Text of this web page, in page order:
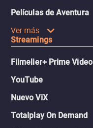
Películas de Aventura
Ver más
Streamings
Filmelier+ Prime Video
YouTube
Nuevo ViX
Totalplay On Demand